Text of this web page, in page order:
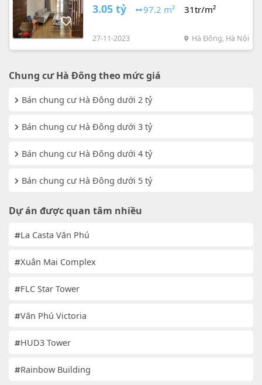
3.05 tỷ 97.2 m² 31tr/m²
27-11-2023 Hà Đông, Hà Nội
Chung cư Hà Đông theo mức giá
Bán chung cư Hà Đông dưới 2 tỷ
Bán chung cư Hà Đông dưới 3 tỷ
Bán chung cư Hà Đông dưới 4 tỷ
Bán chung cư Hà Đông dưới 5 tỷ
Dự án được quan tâm nhiều
La Casta Văn Phú
Xuân Mai Complex
FLC Star Tower
Văn Phú Victoria
HUD3 Tower
Rainbow Building